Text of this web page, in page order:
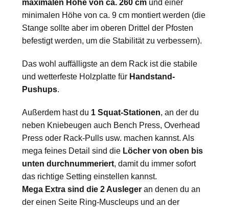
maximalen Höhe von ca. 260 cmund einer
minimalen Höhe von ca. 9 cm montiert werden (die
Stange sollte aber im oberen Drittel der Pfosten
befestigt werden, um die Stabilität zu verbessern).
Das wohl auffälligste an dem Rack ist die stabile
und wetterfeste Holzplatte für Handstand-
Pushups.
Außerdem hast du 1 Squat-Stationen, an der du
neben Kniebeugen auch Bench Press, Overhead
Press oder Rack-Pulls usw. machen kannst. Als
mega feines Detail sind die Löcher von oben bis
unten durchnummeriert, damit du immer sofort
das richtige Setting einstellen kannst.
Mega Extra sind die 2 Auslegeran denen du an
der einen Seite Ring-Muscleups und an der